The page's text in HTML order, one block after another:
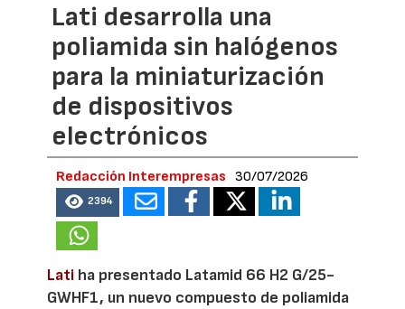
Lati desarrolla una
poliamida sin halógenos
para la miniaturización
de dispositivos
electrónicos
Redacción Interempresas 30/07/2026
2394
Lati ha presentado Latamid 66 H2 G/25-
GWHF1, un nuevo compuesto de poliamida